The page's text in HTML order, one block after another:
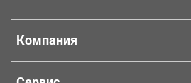
Компания